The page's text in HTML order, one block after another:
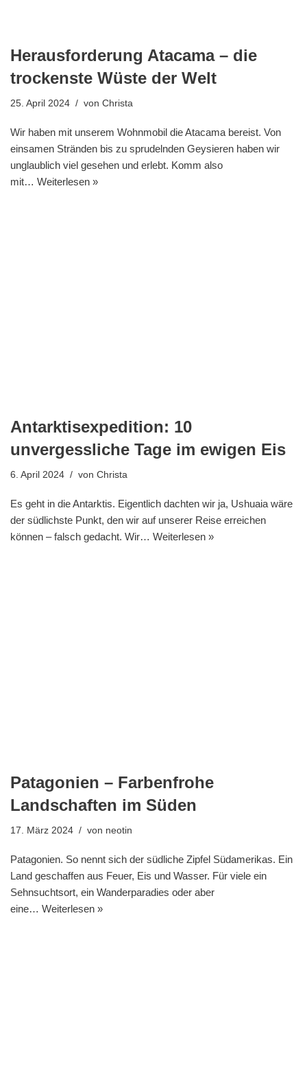
Herausforderung Atacama – die
trockenste Wüste der Welt
25. April 2024 von Christa
Wir haben mit unserem Wohnmobil die Atacama bereist. Von
einsamen Stränden bis zu sprudelnden Geysieren haben wir
unglaublich viel gesehen und erlebt. Komm also
mit… Weiterlesen »
Antarktisexpedition: 10
unvergessliche Tage im ewigen Eis
6. April 2024 von Christa
Es geht in die Antarktis. Eigentlich dachten wir ja, Ushuaia wäre
der südlichste Punkt, den wir auf unserer Reise erreichen
können – falsch gedacht. Wir… Weiterlesen »
Patagonien – Farbenfrohe
Landschaften im Süden
17. März 2024 von neotin
Patagonien. So nennt sich der südliche Zipfel Südamerikas. Ein
Land geschaffen aus Feuer, Eis und Wasser. Für viele ein
Sehnsuchtsort, ein Wanderparadies oder aber
eine… Weiterlesen »